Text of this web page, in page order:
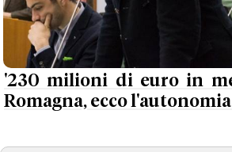
'230 milioni di euro in
Romagna, ecco